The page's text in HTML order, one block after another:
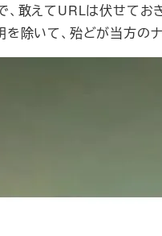
、敢えてURLは伏せてお
を除いて、殆どが当方の